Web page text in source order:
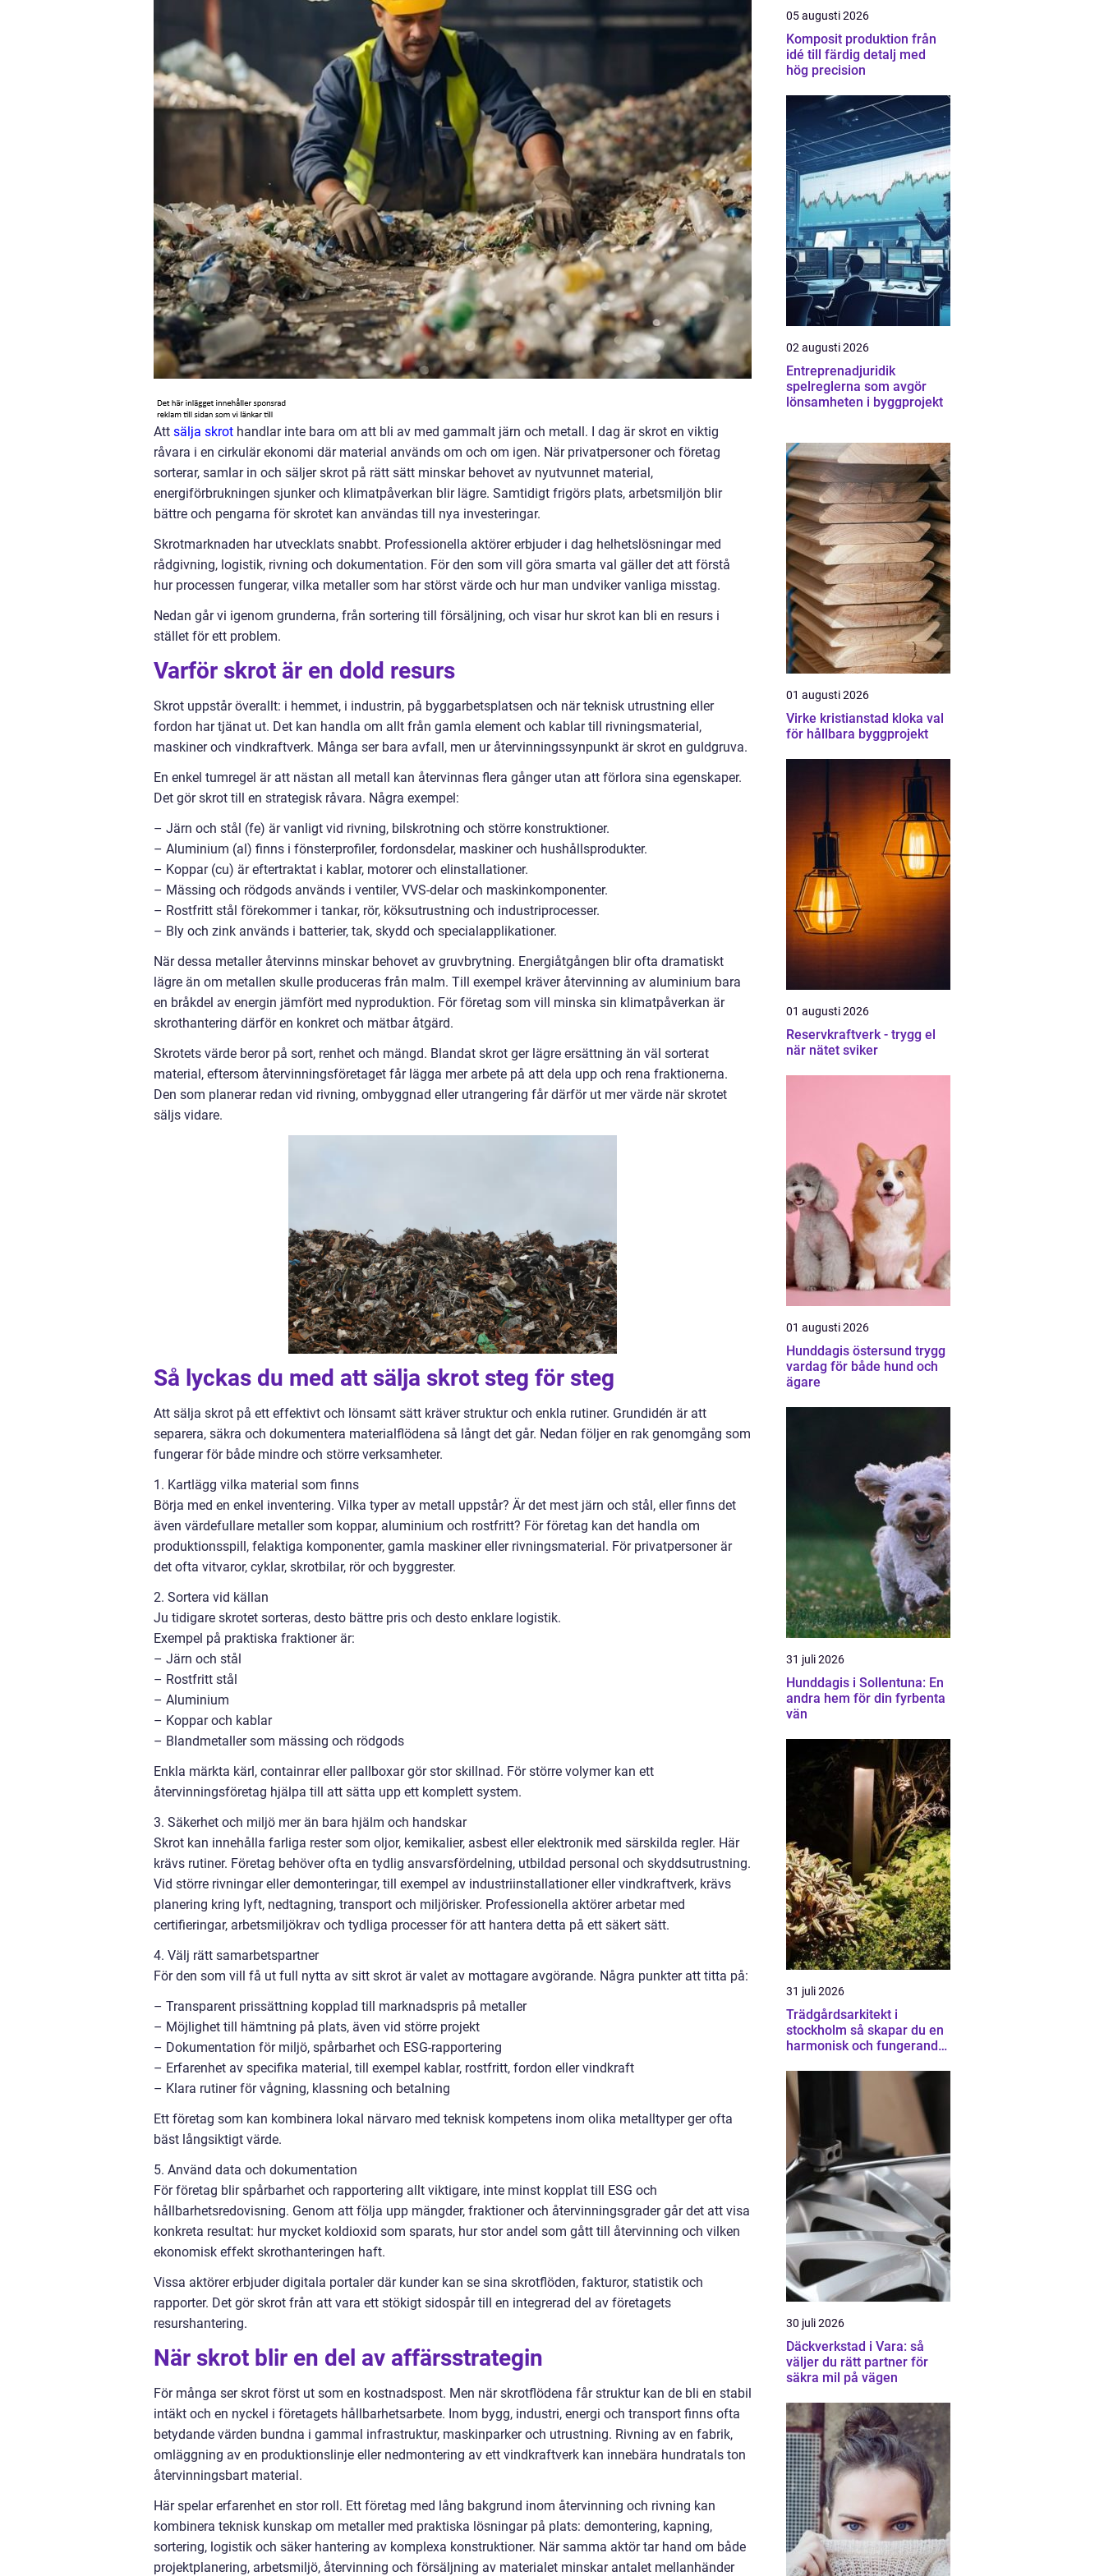
Att sälja skrot handlar inte bara om att bli av med gammalt järn och metall. I dag är skrot en viktig
råvara i en cirkulär ekonomi där material används om och om igen. När privatpersoner och företag
sorterar, samlar in och säljer skrot på rätt sätt minskar behovet av nyutvunnet material,
energiförbrukningen sjunker och klimatpåverkan blir lägre. Samtidigt frigörs plats, arbetsmiljön blir
bättre och pengarna för skrotet kan användas till nya investeringar.
Skrotmarknaden har utvecklats snabbt. Professionella aktörer erbjuder i dag helhetslösningar med
rådgivning, logistik, rivning och dokumentation. För den som vill göra smarta val gäller det att förstå
hur processen fungerar, vilka metaller som har störst värde och hur man undviker vanliga misstag.
Nedan går vi igenom grunderna, från sortering till försäljning, och visar hur skrot kan bli en resurs i
stället för ett problem.
Varför skrot är en dold resurs
Skrot uppstår överallt: i hemmet, i industrin, på byggarbetsplatsen och när teknisk utrustning eller
fordon har tjänat ut. Det kan handla om allt från gamla element och kablar till rivningsmaterial,
maskiner och vindkraftverk. Många ser bara avfall, men ur återvinningssynpunkt är skrot en guldgruva.
En enkel tumregel är att nästan all metall kan återvinnas flera gånger utan att förlora sina egenskaper.
Det gör skrot till en strategisk råvara. Några exempel:
– Järn och stål (fe) är vanligt vid rivning, bilskrotning och större konstruktioner.
– Aluminium (al) finns i fönsterprofiler, fordonsdelar, maskiner och hushållsprodukter.
– Koppar (cu) är eftertraktat i kablar, motorer och elinstallationer.
– Mässing och rödgods används i ventiler, VVS-delar och maskinkomponenter.
– Rostfritt stål förekommer i tankar, rör, köksutrustning och industriprocesser.
– Bly och zink används i batterier, tak, skydd och specialapplikationer.
När dessa metaller återvinns minskar behovet av gruvbrytning. Energiåtgången blir ofta dramatiskt
lägre än om metallen skulle produceras från malm. Till exempel kräver återvinning av aluminium bara
en bråkdel av energin jämfört med nyproduktion. För företag som vill minska sin klimatpåverkan är
skrothantering därför en konkret och mätbar åtgärd.
Skrotets värde beror på sort, renhet och mängd. Blandat skrot ger lägre ersättning än väl sorterat
material, eftersom återvinningsföretaget får lägga mer arbete på att dela upp och rena fraktionerna.
Den som planerar redan vid rivning, ombyggnad eller utrangering får därför ut mer värde när skrotet
säljs vidare.
Så lyckas du med att sälja skrot steg för steg
Att sälja skrot på ett effektivt och lönsamt sätt kräver struktur och enkla rutiner. Grundidén är att
separera, säkra och dokumentera materialflödena så långt det går. Nedan följer en rak genomgång som
fungerar för både mindre och större verksamheter.
1. Kartlägg vilka material som finns
Börja med en enkel inventering. Vilka typer av metall uppstår? Är det mest järn och stål, eller finns det
även värdefullare metaller som koppar, aluminium och rostfritt? För företag kan det handla om
produktionsspill, felaktiga komponenter, gamla maskiner eller rivningsmaterial. För privatpersoner är
det ofta vitvaror, cyklar, skrotbilar, rör och byggrester.
2. Sortera vid källan
Ju tidigare skrotet sorteras, desto bättre pris och desto enklare logistik.
Exempel på praktiska fraktioner är:
– Järn och stål
– Rostfritt stål
– Aluminium
– Koppar och kablar
– Blandmetaller som mässing och rödgods
Enkla märkta kärl, containrar eller pallboxar gör stor skillnad. För större volymer kan ett
återvinningsföretag hjälpa till att sätta upp ett komplett system.
3. Säkerhet och miljö mer än bara hjälm och handskar
Skrot kan innehålla farliga rester som oljor, kemikalier, asbest eller elektronik med särskilda regler. Här
krävs rutiner. Företag behöver ofta en tydlig ansvarsfördelning, utbildad personal och skyddsutrustning.
Vid större rivningar eller demonteringar, till exempel av industriinstallationer eller vindkraftverk, krävs
planering kring lyft, nedtagning, transport och miljörisker. Professionella aktörer arbetar med
certifieringar, arbetsmiljökrav och tydliga processer för att hantera detta på ett säkert sätt.
4. Välj rätt samarbetspartner
För den som vill få ut full nytta av sitt skrot är valet av mottagare avgörande. Några punkter att titta på:
– Transparent prissättning kopplad till marknadspris på metaller
– Möjlighet till hämtning på plats, även vid större projekt
– Dokumentation för miljö, spårbarhet och ESG-rapportering
– Erfarenhet av specifika material, till exempel kablar, rostfritt, fordon eller vindkraft
– Klara rutiner för vågning, klassning och betalning
Ett företag som kan kombinera lokal närvaro med teknisk kompetens inom olika metalltyper ger ofta
bäst långsiktigt värde.
5. Använd data och dokumentation
För företag blir spårbarhet och rapportering allt viktigare, inte minst kopplat till ESG och
hållbarhetsredovisning. Genom att följa upp mängder, fraktioner och återvinningsgrader går det att visa
konkreta resultat: hur mycket koldioxid som sparats, hur stor andel som gått till återvinning och vilken
ekonomisk effekt skrothanteringen haft.
Vissa aktörer erbjuder digitala portaler där kunder kan se sina skrotflöden, fakturor, statistik och
rapporter. Det gör skrot från att vara ett stökigt sidospår till en integrerad del av företagets
resurshantering.
När skrot blir en del av affärsstrategin
För många ser skrot först ut som en kostnadspost. Men när skrotflödena får struktur kan de bli en stabil
intäkt och en nyckel i företagets hållbarhetsarbete. Inom bygg, industri, energi och transport finns ofta
betydande värden bundna i gammal infrastruktur, maskinparker och utrustning. Rivning av en fabrik,
omläggning av en produktionslinje eller nedmontering av ett vindkraftverk kan innebära hundratals ton
återvinningsbart material.
Här spelar erfarenhet en stor roll. Ett företag med lång bakgrund inom återvinning och rivning kan
kombinera teknisk kunskap om metaller med praktiska lösningar på plats: demontering, kapning,
sortering, logistik och säker hantering av komplexa konstruktioner. När samma aktör tar hand om både
projektplanering, arbetsmiljö, återvinning och försäljning av materialet minskar antalet mellanhänder
05 augusti 2026
Komposit produktion från
idé till färdig detalj med
hög precision
02 augusti 2026
Entreprenadjuridik
spelreglerna som avgör
lönsamheten i byggprojekt
01 augusti 2026
Virke kristianstad kloka val
för hållbara byggprojekt
01 augusti 2026
Reservkraftverk - trygg el
när nätet sviker
01 augusti 2026
Hunddagis östersund trygg
vardag för både hund och
ägare
31 juli 2026
Hunddagis i Sollentuna: En
andra hem för din fyrbenta
vän
31 juli 2026
Trädgårdsarkitekt i
stockholm så skapar du en
harmonisk och fungerande
30 juli 2026
Däckverkstad i Vara: så
väljer du rätt partner för
säkra mil på vägen